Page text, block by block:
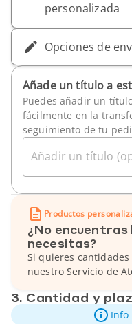
personalizada
Opciones de
Añade un título a
Puedes añadir un
fácilmente en la
seguimiento de tu
Añadir un título
Productos
¿No
necesitas?
Si quieres
nuestro Servicio de
3. Cantidad y
Info